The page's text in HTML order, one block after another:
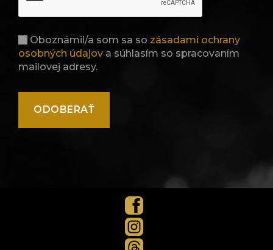
Oboznámil/a som sa so zásadami ochrany
osobných údajov a súhlasím so spracovaním
mailovej adresy.